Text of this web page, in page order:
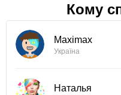
Кому
Maximax
Україна
Наталья